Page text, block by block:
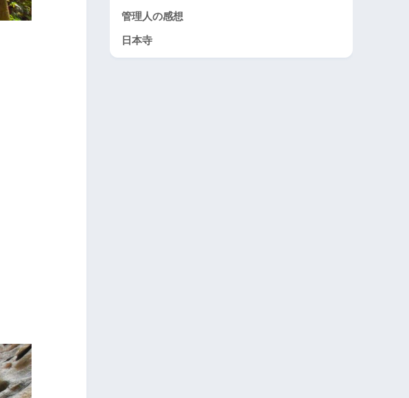
管理人の感想
日本寺